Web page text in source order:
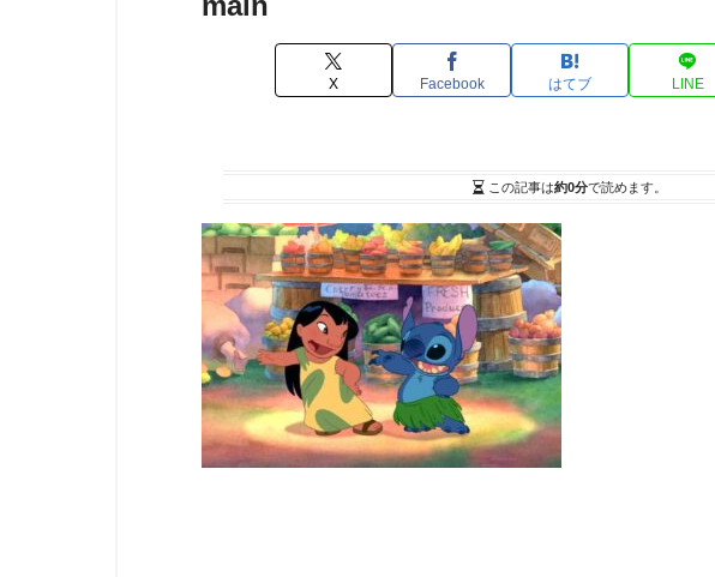
X Facebook はてブ LINE
この記事は約0分で読めます。